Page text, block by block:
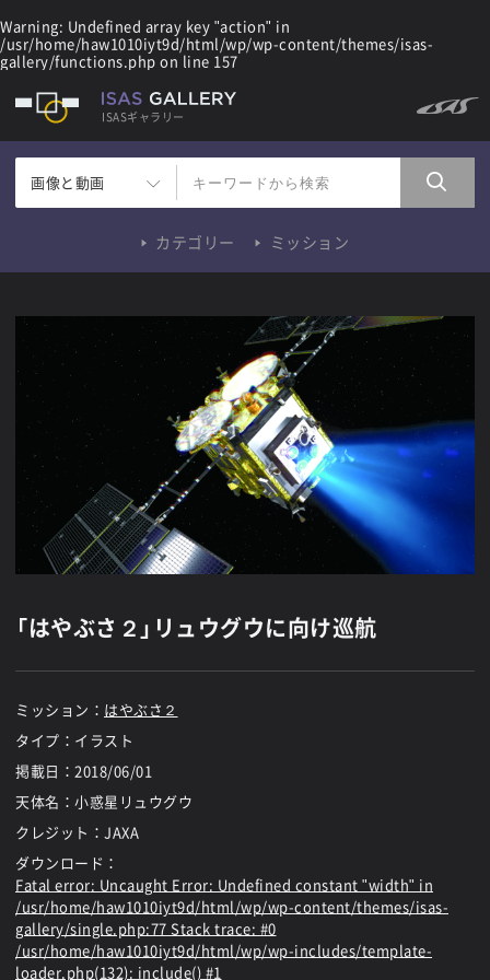
Warning: Undefined array key "action" in
/usr/home/haw1010iyt9d/html/wp/wp-content/themes/isas-
gallery/functions.php on line 157
ISASギャラリー
画像と動画
カテゴリー ミッション
「はやぶさ２」リュウグウに向け巡航
ミッション： はやぶさ２
タイプ：イラスト
掲載日： 2018/06/01
天体名：小惑星リュウグウ
クレジット：JAXA
ダウンロード：
Fatal error: Uncaught Error: Undefined constant "width" in
/usr/home/haw1010iyt9d/html/wp/wp-content/themes/isas-
gallery/single.php:77 Stack trace: #0
/usr/home/haw1010iyt9d/html/wp/wp-includes/template-
loader.php(132): include() #1